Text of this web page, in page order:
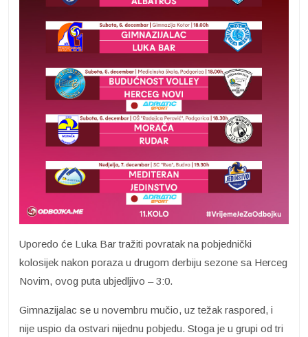
Uporedo će Luka Bar tražiti povratak na pobjednički
kolosijek nakon poraza u drugom derbiju sezone sa Herceg
Novim, ovog puta ubjedljivo – 3:0.
Gimnazijalac se u novembru mučio, uz težak raspored, i
nije uspio da ostvari nijednu pobjedu. Stoga je u grupi od tri